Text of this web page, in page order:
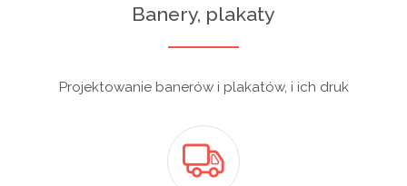
Banery, plakaty
Projektowanie banerów i plakatów, i ich druk